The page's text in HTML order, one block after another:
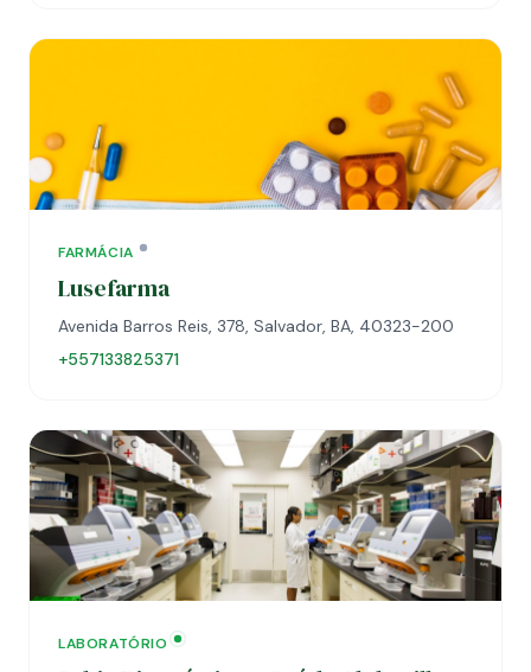
FARMÁCIA
Lusefarma
Avenida Barros Reis, 378, Salvador, BA, 40323-200
+557133825371
LABORATÓRIO